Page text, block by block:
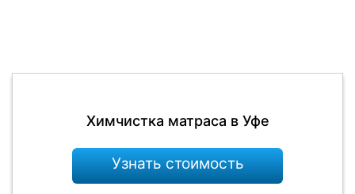
Химчистка матраса в Уфе
Узнать стоимость